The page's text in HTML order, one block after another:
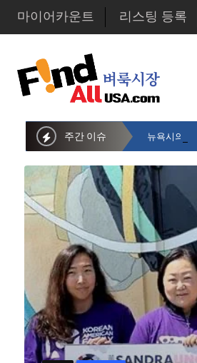
마이어카운트 리스팅 등록
주간 이슈 뉴욕시의회